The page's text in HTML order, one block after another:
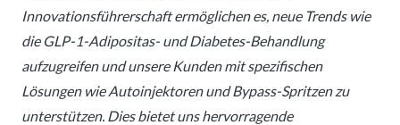
Innovationsführerschaft ermöglichen es, neue Trends wie
die GLP-1-Adipositas- und Diabetes-Behandlung
aufzugreifen und unsere Kunden mit spezifischen
Lösungen wie Autoinjektoren und Bypass-Spritzen zu
unterstützen. Dies bietet uns hervorragende